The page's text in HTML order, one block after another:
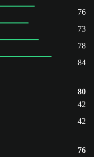
76
73
78
84
80
42
42
76